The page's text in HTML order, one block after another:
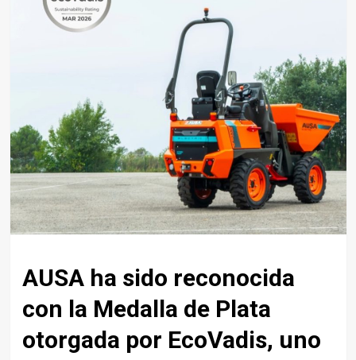
AUSAha sido reconocida
con la Medalla de Plata
otorgada por EcoVadis, uno